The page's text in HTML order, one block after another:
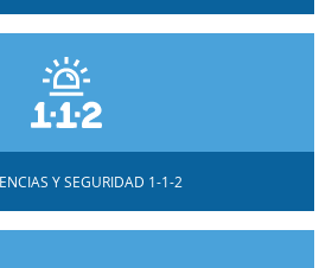
Y SEGURIDAD 1-1-2